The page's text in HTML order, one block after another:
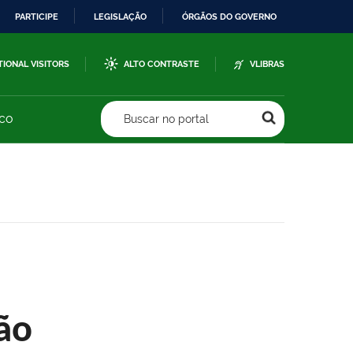
PARTICIPE LEGISLAÇÃO ÓRGÃOS DO GOVERNO
VISITORS ALTO CONTRASTE VLIBRAS
Buscar no portal